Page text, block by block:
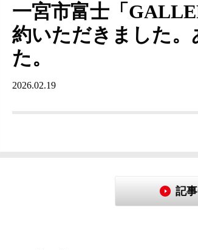
一宮市富士「
約いただきました
た。
2026.02.19
記